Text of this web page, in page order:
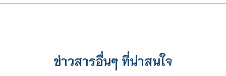
ข่าวสารอื่นๆ ที่น่าสนใจ